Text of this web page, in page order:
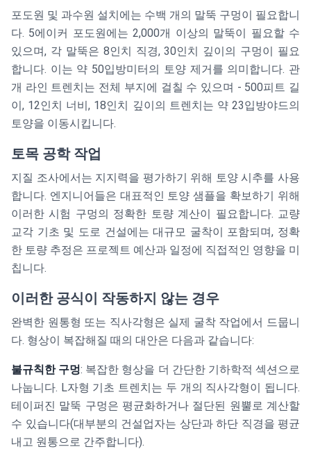
포도원 및 과수원 설치에는 수백 개의 말뚝 구멍이 필요합니
다. 5에이커 포도원에는 2,000개 이상의 말뚝이 필요할 수
있으며, 각 말뚝은 8인치 직경, 30인치 깊이의 구멍이 필요
합니다. 이는 약 50입방미터의 토양 제거를 의미합니다. 관
개 라인 트렌치는 전체 부지에 걸칠 수 있으며 - 500피트 길
이, 12인치 너비, 18인치 깊이의 트렌치는 약 23입방야드의
토양을 이동시킵니다.
토목 공학 작업
지질 조사에서는 지지력을 평가하기 위해 토양 시추를 사용
합니다. 엔지니어들은 대표적인 토양 샘플을 확보하기 위해
이러한 시험 구멍의 정확한 토량 계산이 필요합니다. 교량
교각 기초 및 도로 건설에는 대규모 굴착이 포함되며, 정확
한 토량 추정은 프로젝트 예산과 일정에 직접적인 영향을 미
칩니다.
이러한 공식이 작동하지 않는 경우
완벽한 원통형 또는 직사각형은 실제 굴착 작업에서 드뭅니
다. 형상이 복잡해질 때의 대안은 다음과 같습니다:
불규칙한 구멍: 복잡한 형상을 더 간단한 기하학적 섹션으로
나눕니다. L자형 기초 트렌치는 두 개의 직사각형이 됩니다.
테이퍼진 말뚝 구멍은 평균화하거나 절단된 원뿔로 계산할
수 있습니다(대부분의 건설업자는 상단과 하단 직경을 평균
내고 원통으로 간주합니다).